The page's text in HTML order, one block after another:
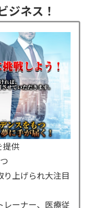
ジネス！
提供
り上げられ大注目
レーナー、医療従